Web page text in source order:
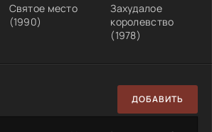
Святое место
(1990)
Захудалое
королевство
(1978)
ДОБАВИТЬ